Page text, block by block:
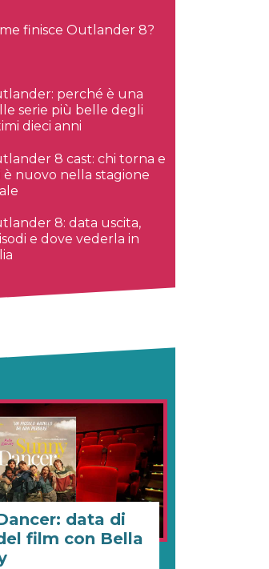
finisce Outlander 8?
perché è una
serie più belle degli
dieci anni
8 cast: chi torna e
è nuovo nella stagione
8: data uscita,
e dove vederla in
data di
film con Bella